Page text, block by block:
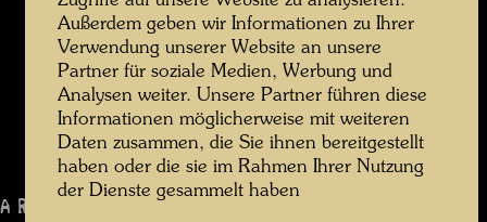
A RAINY DAY ON THE REGENTAG
Außerdem geben wir Informationen zu Ihrer
Verwendung unserer Website an unsere
Partner für soziale Medien, Werbung und
Analysen weiter. Unsere Partner führen diese
Informationen möglicherweise mit weiteren
Daten zusammen, die Sie ihnen bereitgestellt
haben oder die sie im Rahmen Ihrer Nutzung
der Dienste gesammelt haben